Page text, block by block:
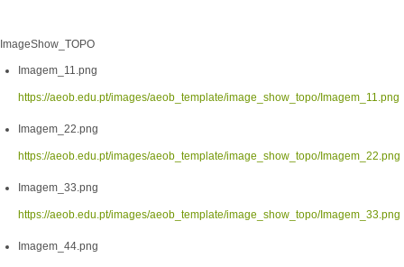
ImageShow_TOPO
Imagem_11.png
https://aeob.edu.pt/images/aeob_template/image_show_topo/Imagem_11.png
Imagem_22.png
https://aeob.edu.pt/images/aeob_template/image_show_topo/Imagem_22.png
Imagem_33.png
https://aeob.edu.pt/images/aeob_template/image_show_topo/Imagem_33.png
Imagem_44.png